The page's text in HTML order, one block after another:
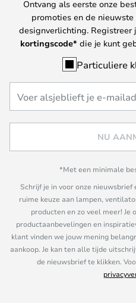
Ontvang als eerste onze
promoties en de
designverlichting. Registreer
kortingscode* die je kunt
Particuliere
NU
*Met een minimale
Schrijf je in voor onze nieuwsbrief
ruime keuze aan lampen,
producten en zo veel meer! Je
productaanbevelingen en
klant vinden we jouw mening
aankoop. Je kan ten alle tijde
de nieuwsbrief te klikken.